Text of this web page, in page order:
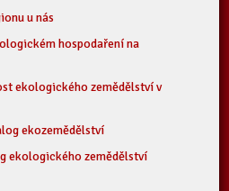
u nás
hospodaření na
ekologického zemědělství v
ekozemědělství
ekologického zemědělství